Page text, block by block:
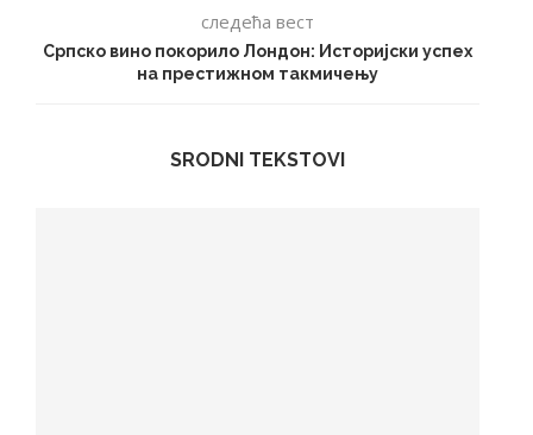
следећа вест
Српско вино покорило Лондон: Историјски успех
на престижном такмичењу
SRODNI TEKSTOVI